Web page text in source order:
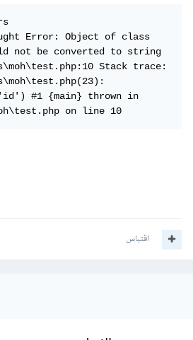
Error: Object of class
not be converted to string
Stack trace:
#1 {main} thrown in
on line 10
اقتباس